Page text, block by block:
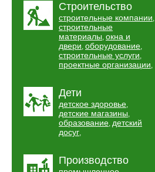
Строительство
строительные компании,
строительные
материалы, окна и
двери, оборудование,
строительные услуги,
проектные организации,
Дети
детское здоровье,
детские магазины,
образование, детский
досуг,
Производство